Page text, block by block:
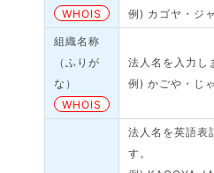
WHOIS
例) カゴヤ・ジ
組織名称
（ふりが
な）
WHOIS
法人名を入力し
例) かごや・じ
法人名を英語表
す。